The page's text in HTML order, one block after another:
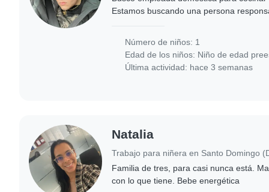
Estamos buscando una persona
Número de niños: 1
Edad de los niños: Niño de edad
Última actividad: hace 3 semanas
Natalia
Familia de tres, para casi nunca está.
con lo que tiene. Bebe energética